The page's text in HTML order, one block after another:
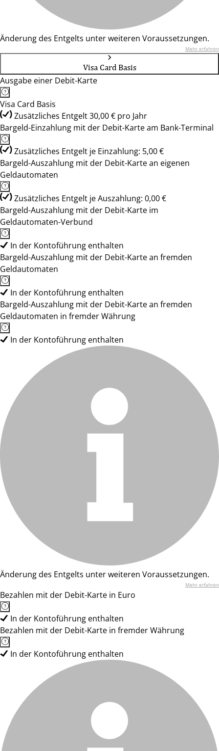
Änderung des Entgelts unter weiteren Voraussetzungen.
Mehr erfahren
Visa Card Basis
Ausgabe einer Debit-Karte
Visa Card Basis
Zusätzliches Entgelt 30,00 € pro Jahr
Bargeld-Einzahlung mit der Debit-Karte am Bank-Terminal
Zusätzliches Entgelt je Einzahlung: 5,00 €
Bargeld-Auszahlung mit der Debit-Karte an eigenen
Geldautomaten
Zusätzliches Entgelt je Auszahlung: 0,00 €
Bargeld-Auszahlung mit der Debit-Karte im
Geldautomaten-Verbund
In der Kontoführung enthalten
Bargeld-Auszahlung mit der Debit-Karte an fremden
Geldautomaten
In der Kontoführung enthalten
Bargeld-Auszahlung mit der Debit-Karte an fremden
Geldautomaten in fremder Währung
In der Kontoführung enthalten
Änderung des Entgelts unter weiteren Voraussetzungen.
Mehr erfahren
Bezahlen mit der Debit-Karte in Euro
In der Kontoführung enthalten
Bezahlen mit der Debit-Karte in fremder Währung
In der Kontoführung enthalten